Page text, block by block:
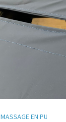
EN PU